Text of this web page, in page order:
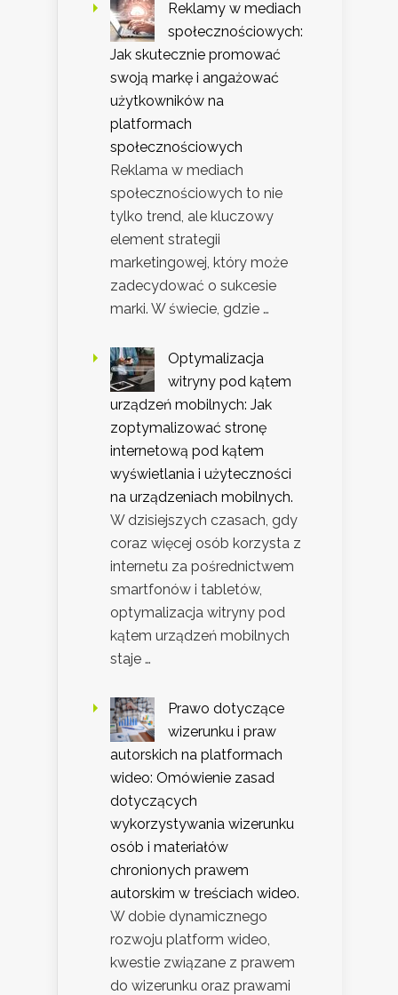
Reklamy w mediach
społecznościowych:
Jak skutecznie promować
swoją markę i angażować
użytkowników na
platformach
społecznościowych
Reklama w mediach
społecznościowych to nie
tylko trend, ale kluczowy
element strategii
marketingowej, który może
zadecydować o sukcesie
marki. W świecie, gdzie …
Optymalizacja
witryny pod kątem
urządzeń mobilnych: Jak
zoptymalizować stronę
internetową pod kątem
wyświetlania i użyteczności
na urządzeniach mobilnych.
W dzisiejszych czasach, gdy
coraz więcej osób korzysta z
internetu za pośrednictwem
smartfonów i tabletów,
optymalizacja witryny pod
kątem urządzeń mobilnych
staje …
Prawo dotyczące
wizerunku i praw
autorskich na platformach
wideo: Omówienie zasad
dotyczących
wykorzystywania wizerunku
osób i materiałów
chronionych prawem
autorskim w treściach wideo.
W dobie dynamicznego
rozwoju platform wideo,
kwestie związane z prawem
do wizerunku oraz prawami